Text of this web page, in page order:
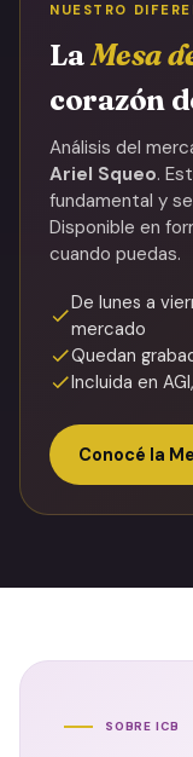
NUESTRO
LaMesa
corazón
Análisis del
Ariel Squeo.
fundamental y
Disponible en
cuando puedas.
De lunes a
mercado
Quedan
Incluida en
Conocé la
SOBRE ICB